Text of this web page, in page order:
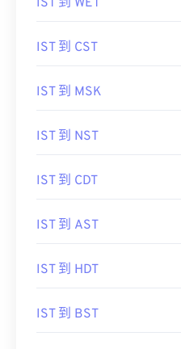
IST 到 WET
IST 到 CST
IST 到 MSK
IST 到 NST
IST 到 CDT
IST 到 AST
IST 到 HDT
IST 到 BST